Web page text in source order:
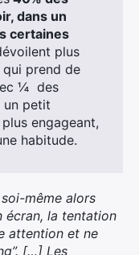
dans un
certaines
plus
prend de
¼ des
un petit
engageant,
habitude.
même alors
écran, la tentation
attention et ne
[…] Les